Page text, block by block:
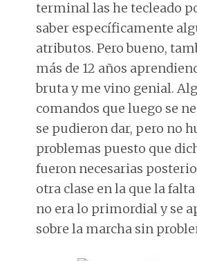
terminal las he tecleado
saber específicamente
atributos. Pero bueno,
más de 12 años
bruta y me vino genial.
comandos que luego se
se pudieron dar, pero no
problemas puesto que
fueron necesarias
otra clase en la que la
no era lo primordial y se
sobre la marcha sin